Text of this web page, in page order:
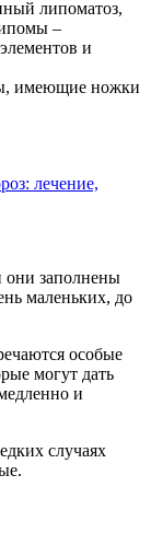
липоматоз,
–
и
имеющие ножки
лечение,
они заполнены
маленьких, до
особые
могут дать
и
случаях